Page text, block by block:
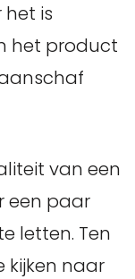
is
het product
van een
een paar
letten. Ten
kijken naar